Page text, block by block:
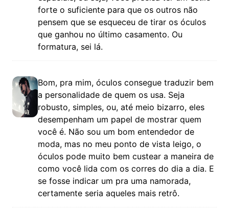
forte o suficiente para que os outros não
pensem que se esqueceu de tirar os óculos
que ganhou no último casamento. Ou
formatura, sei lá.
Bom, pra mim, óculos consegue traduzir bem
a personalidade de quem os usa. Seja
robusto, simples, ou, até meio bizarro, eles
desempenham um papel de mostrar quem
você é. Não sou um bom entendedor de
moda, mas no meu ponto de vista leigo, o
óculos pode muito bem custear a maneira de
como você lida com os corres do dia a dia. E
se fosse indicar um pra uma namorada,
certamente seria aqueles mais retrô.